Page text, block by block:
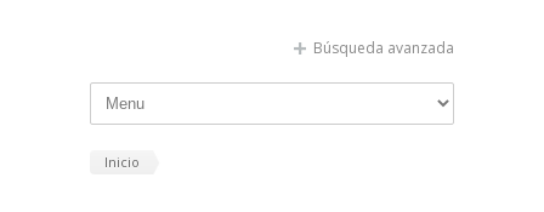
Búsqueda avanzada
Inicio